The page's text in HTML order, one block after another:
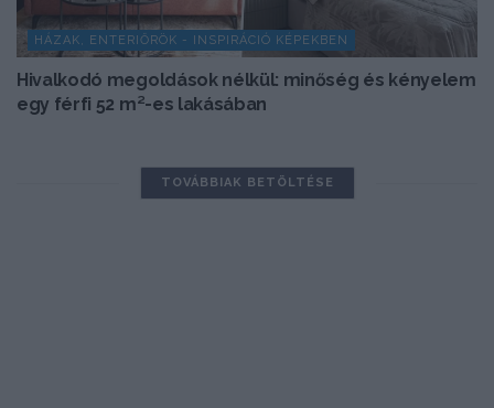
HÁZAK, ENTERIŐRÖK - INSPIRÁCIÓ KÉPEKBEN
Hivalkodó megoldások nélkül: minőség és kényelem
egy férfi 52 m²-es lakásában
TOVÁBBIAK BETÖLTÉSE